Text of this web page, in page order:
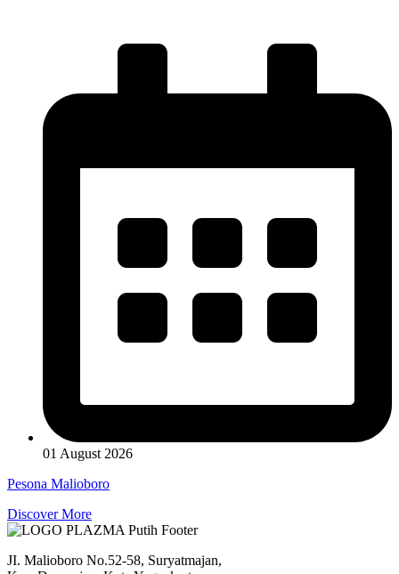
01 August 2026
Pesona Malioboro
Discover More
JI. Malioboro No.52-58, Suryatmajan,